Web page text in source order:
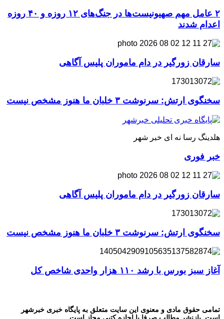
۲ عامل مهم صهیونیست‌ها در جنگ‌های ۱۲ روزه و ۴۰ روزه
اعدام شدند
سارقان زورگیر در دام ماموران پلیس آگاهی
سخنگوی ارتش: سرنوشت ۳ خلبان ما هنوز مشخص نیست
هلدینگ رسا نه ای خبر شهر
خبر فوری
سارقان زورگیر در دام ماموران پلیس آگاهی
سخنگوی ارتش: سرنوشت ۳ خلبان ما هنوز مشخص نیست
آغاز سبز بورس با رشد ۱۱۰ هزار واحدی شاخص کل
تمامی حقوق مادی و معنوی این سایت متعلق به پایگاه خبری خبرشهر